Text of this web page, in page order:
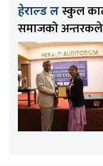
हेराल्ड लस्कुल
समाजको